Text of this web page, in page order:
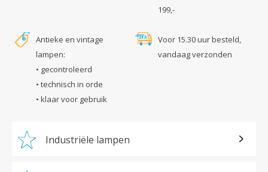
199,-
Antieke en vintage
lampen:
• gecontroleerd
• technisch in orde
• klaar voor gebruik
Voor 15.30 uur besteld,
vandaag verzonden
Industriële lampen